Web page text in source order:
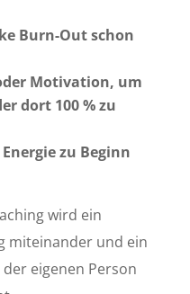
Burn-Out schon
Motivation, um
dort 100 % zu
zu Beginn
wird ein
miteinander und ein
eigenen Person